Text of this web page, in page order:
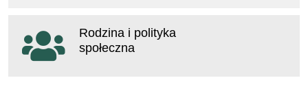
Rodzina i polityka
społeczna